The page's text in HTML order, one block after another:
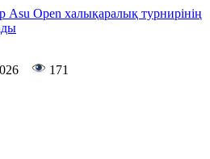
Asu Open халықаралық турнирінің
171